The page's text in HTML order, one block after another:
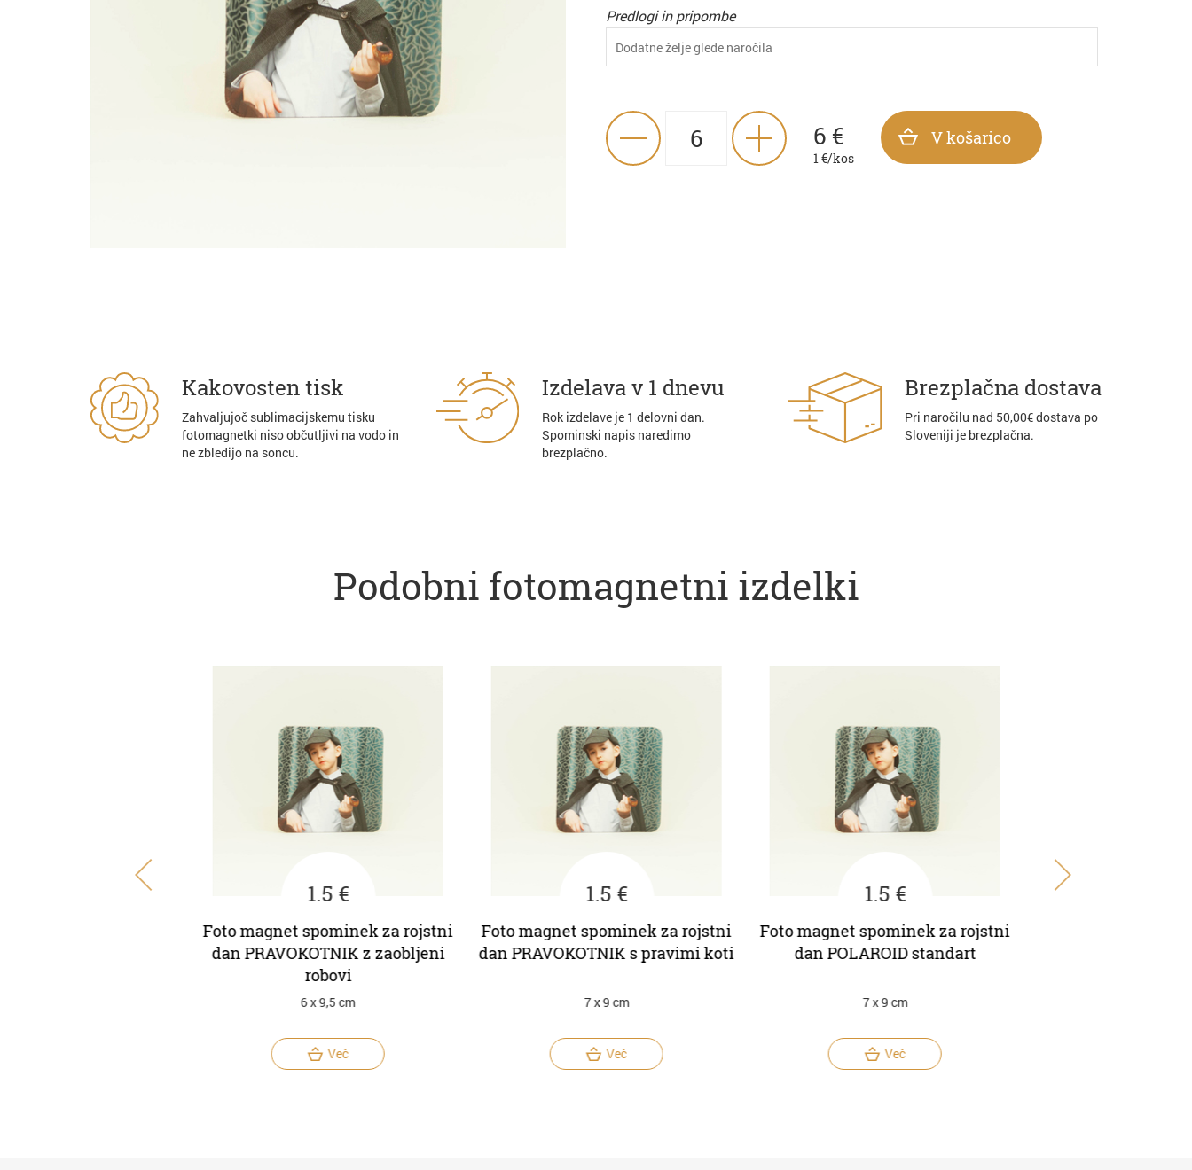
Predlogi in pripombe
6 €
1€/kos
V košarico
Kakovosten tisk
Zahvaljujoč sublimacijskemu tisku
fotomagnetki niso občutljivi na vodo in
ne zbledijo na soncu.
Izdelava v 1 dnevu
Rok izdelave je 1 delovni dan.
Spominski napis naredimo
brezplačno.
Brezplačna dostava
Pri naročilu nad 50,00€ dostava po
Sloveniji je brezplačna.
Podobni fotomagnetni izdelki
1.5 €
Foto magnet spominek za rojstni
dan PRAVOKOTNIK z zaobljeni
robovi
6 x 9,5 cm
Več
1.5 €
Foto magnet spominek za rojstni
dan PRAVOKOTNIK s pravimi koti
7 x 9 cm
Več
1.5 €
Foto magnet spominek za rojstni
dan POLAROID standart
7 x 9 cm
Več